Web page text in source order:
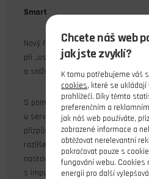
Smart
Nový řídící algoritmus bránící
při „ostrém“ nastavení pásma
a snižující proudový odběr.
S pomocí novéhoho programátoru/
u serv řady D nastavovat
přizpůsobení serva vaší aplikaci.
rozlišení; s pomocí funkce „velikost
nastavit rozsah výchylky serva až
s impulsy o šířce 0,9-2,1 ms).
Chcete náš web
jak jste zvyklí?
K tomu potřebujeme váš
cookies, které se ukládají
prohlížeči. Díky těmto
preferenčním a
jak náš web používáte,
zobrazené informace a
obtěžovat nerelevantní
pokračovat pouze s
fungování webu. Cookies
energii pro další